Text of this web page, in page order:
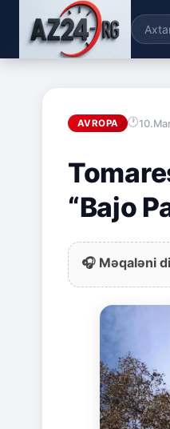
AVROPA
“Bajo
🎧 Məqaləni